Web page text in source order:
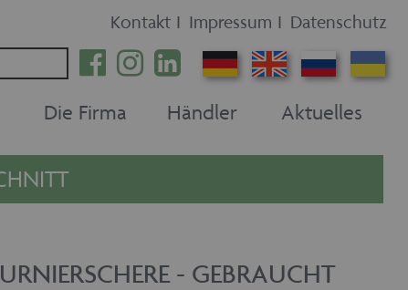
Kontakt I Impressum I Datenschutz
Die Firma Händler Aktuelles
- GEBRAUCHT